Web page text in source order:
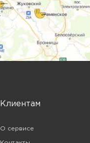
Клиентам
О сервисе